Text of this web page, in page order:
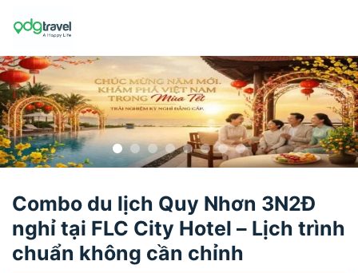
Combo du lịch Quy Nhơn 3N2Đ
nghỉ tại FLC City Hotel – Lịch trình
chuẩn không cần chỉnh